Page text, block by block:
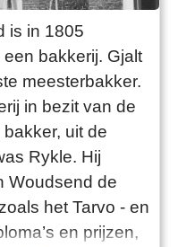
is in 1805
bakkerij. Gjalt
meesterbakker.
in bezit van de
uit de
Rykle. Hij
Woudsend de
het Tarvo - en
en prijzen,